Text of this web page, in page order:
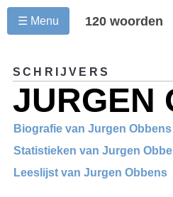
☰ Menu 120 woorden
SCHRIJVERS
JURGEN
Biografie van Jurgen Obbens
Statistieken van Jurgen
Leeslijst van Jurgen Obbens